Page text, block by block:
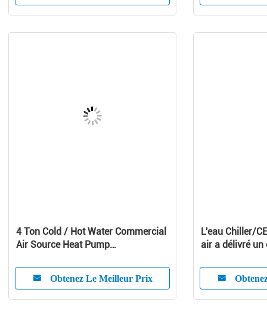
4 Ton Cold / Hot Water Commercial
Air Source Heat Pump
Obtenez Le Meilleur Prix
L'eau Chiller/
air a délivré un